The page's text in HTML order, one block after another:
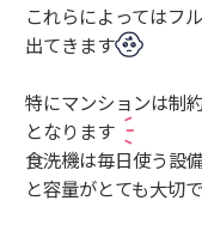
これらによってはフ
出てきます
特にマンションは制
となります
食洗機は毎日使う設
と容量がとても大切